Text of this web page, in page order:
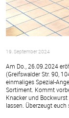
19. September 2024
Am Do., 26.09.2024
(Greifswalder Str. 90,
einmaliges Spezial-
Sortiment. Kommt
Knacker und
lassen. Überzeugt euch